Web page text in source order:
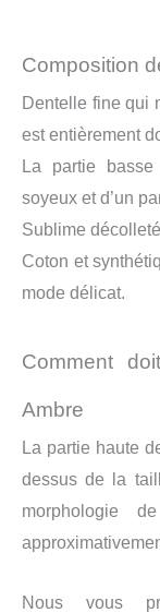
Composition
Dentelle fine qui
est entièrement
La partie
soyeux et d’un
Sublime
Coton et
mode délicat.
Comment
Ambre
La partie haute
dessus de la
morphologie
Nous vous